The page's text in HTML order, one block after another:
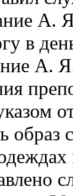
А.
в
А.
образ